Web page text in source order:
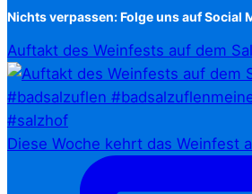
Nichts verpassen: Folge uns auf Social
Auftakt des Weinfests auf dem
Diese Woche kehrt das Weinfest